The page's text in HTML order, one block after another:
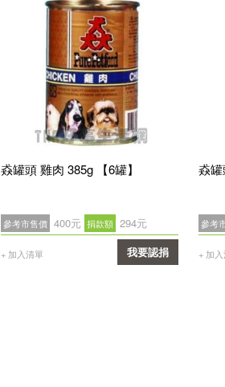
猋罐頭 雞肉 385g 【6罐】
參考市售價 400元 捐款額 294元
+ 加入清單 我要認捐
猋罐
參考
+ 加